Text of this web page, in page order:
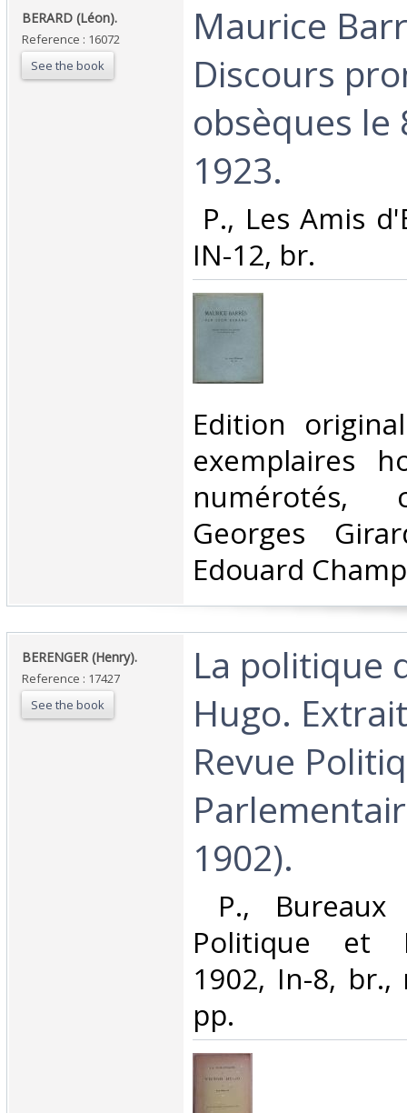
‎BERARD (Léon). ‎
Reference : 16072
See the book
‎Maurice
Discours
obsèques le
1923. ‎
P., Les Amis
IN-12, br. ‎
‎Edition
exemplaires
numérotés,
Georges
Edouard
‎BERENGER (Henry). ‎
Reference : 17427
See the book
‎La politique
Hugo.
Revue
1902). ‎
P.,
Politique et
1902, In-8,
pp. ‎